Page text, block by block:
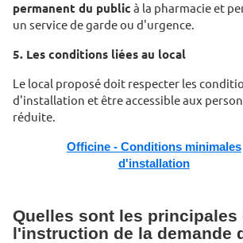
permanent du public à la pharmacie et
un service de garde ou d'urgence.
5. Les conditions liées au local
Le local proposé doit respecter les
d'installation et être accessible aux
réduite.
Officine - Conditions minimales
d'installation
Quelles sont les principales
l'instruction de la demande